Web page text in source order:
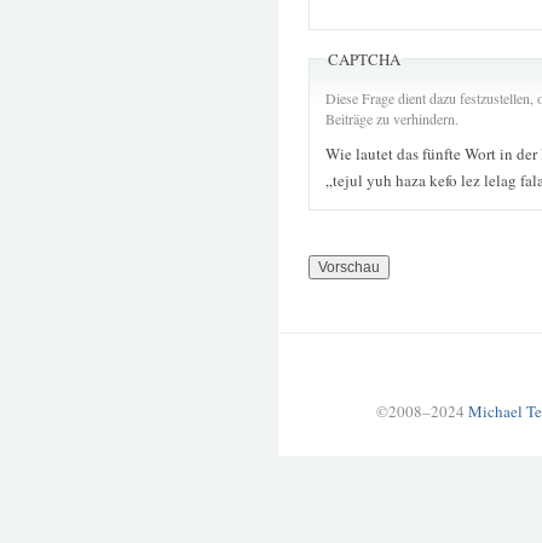
CAPTCHA
Diese Frage dient dazu
Beiträge zu verhindern.
Wie lautet das fünfte Wort in der
„tejul yuh haza kefo lez lelag
©2008–2024 Michael